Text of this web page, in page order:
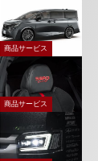
商品サービス
商品サービス